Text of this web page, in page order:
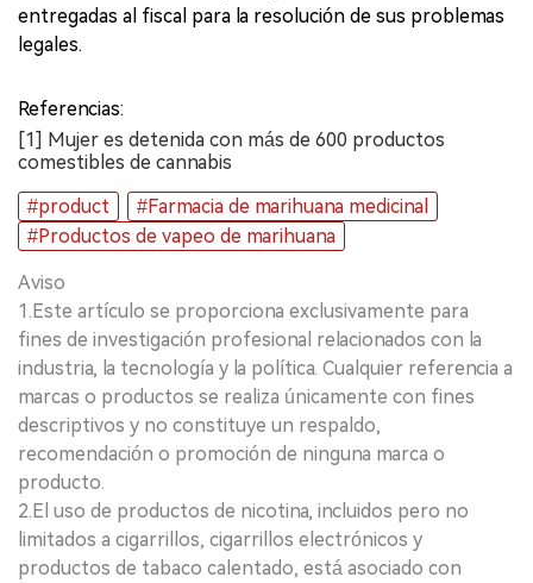
entregadas al fiscal para la resolución de sus problemas
legales.
Referencias:
[1] Mujer es detenida con más de 600 productos
comestibles de cannabis
#product
#Farmacia de marihuana medicinal
#Productos de vapeo de marihuana
Aviso
1.Este artículo se proporciona exclusivamente para
fines de investigación profesional relacionados con la
industria, la tecnología y la política. Cualquier referencia a
marcas o productos se realiza únicamente con fines
descriptivos y no constituye un respaldo,
recomendación o promoción de ninguna marca o
producto.
2.El uso de productos de nicotina, incluidos pero no
limitados a cigarrillos, cigarrillos electrónicos y
productos de tabaco calentado, está asociado con